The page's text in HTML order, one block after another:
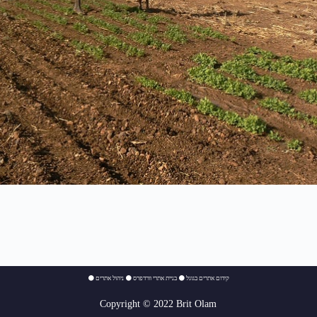
⚫ קידום אתרים בגוגל ⚫בניית אתרי וורדפרס ⚫ניהול אתרים
Copyright © 2022 Brit Olam